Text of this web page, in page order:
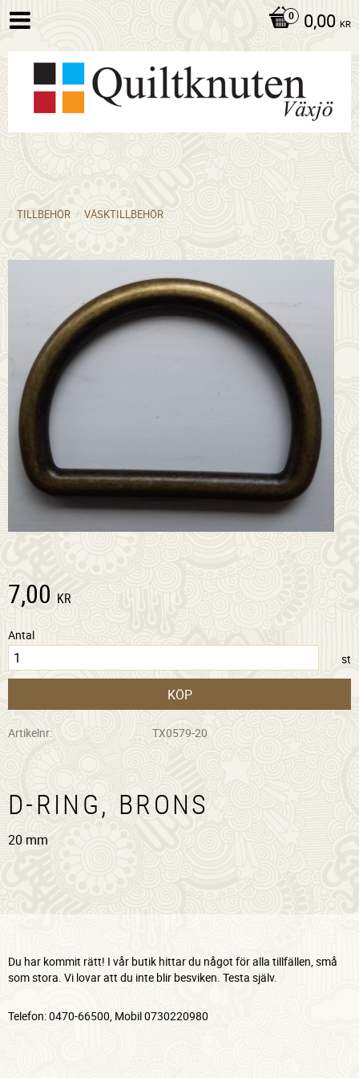
0,00 KR
TILLBEHÖR VÄSKTILLBEHÖR
7,00 KR
Antal
st
KÖP
Artikelnr TX0579-20
D-RING, BRONS
20 mm
Du har kommit rätt! I vår butik hittar du något för alla tillfällen, små
som stora. Vi lovar att du inte blir besviken. Testa själv.
Telefon: 0470-66500, Mobil 0730220980